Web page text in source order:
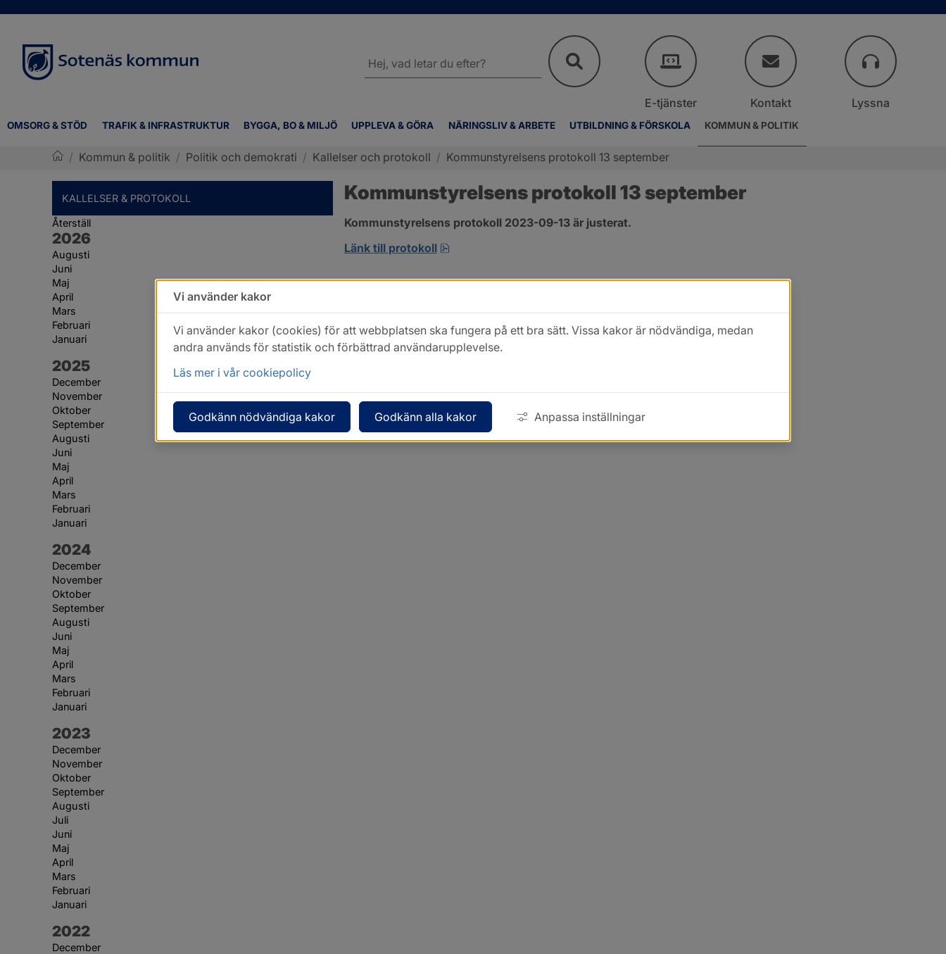
OMSORG & STÖD TRAFIK & INFRASTRUKTUR BYGGA, BO & MILJÖ UPPLEVA & GÖRA NÄRINGSLIV & ARBETE UTBILDNING & FÖRSKOLA KOMMUN & POLITIK
webbplatsen
E-tjänster Kontakt Lyssna
/ Kommun & politik / Politik och demokrati / Kallelser och protokoll / Kommunstyrelsens protokoll 13 september
KALLELSER & PROTOKOLL
Återställ
År:
2026
Augusti
Juni
Maj
April
Mars
Februari
Januari
År:
2025
December
November
Oktober
September
Augusti
Juni
Maj
April
Mars
Februari
Januari
År:
2024
December
November
Oktober
September
Augusti
Juni
Maj
April
Mars
Februari
Januari
År:
2023
December
November
Oktober
September
Augusti
Juli
Juni
Maj
April
Mars
Februari
Januari
År:
2022
December
Kommunstyrelsens protokoll 13 september
Kommunstyrelsens protokoll 2023-09-13 är justerat.
Länk till protokoll
pdf, 800.2 kB, öppnas i nytt fönster.
Vi använder kakor
Vi använder kakor (cookies) för att webbplatsen ska fungera på ett bra sätt. Vissa kakor är nödvändiga, medan
andra används för statistik och förbättrad användarupplevelse.
Läs mer i vår cookiepolicy
Godkänn nödvändiga kakor Godkänn alla kakor Anpassa inställningar